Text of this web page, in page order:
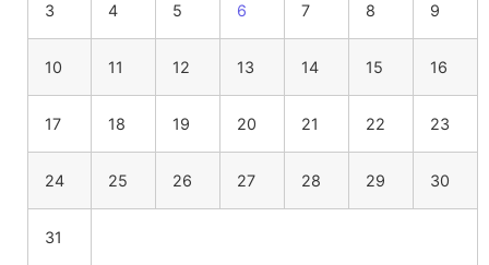
3 4 5 6 7 8 9
10 11 12 13 14 15 16
17 18 19 20 21 22 23
24 25 26 27 28 29 30
31